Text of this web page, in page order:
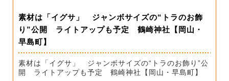
素材は「イグサ」 ジャンボサイズの“トラのお飾
り”公開 ライトアップも予定 鶴崎神社【岡山・
早島町】
素材は「イグサ」 ジャンボサイズの“トラのお飾り”公
開 ライトアップも予定 鶴崎神社【岡山・早島町】